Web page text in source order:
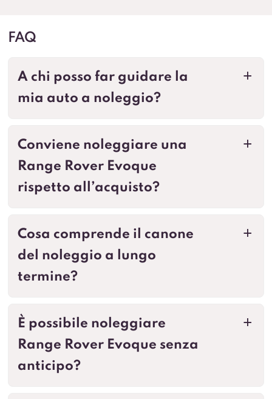
FAQ
a
A chi posso far guidare la
mia auto a noleggio?
a
Conviene noleggiare una
Range Rover Evoque
rispetto all’acquisto?
a
Cosa comprende il canone
del noleggio a lungo
termine?
a
È possibile noleggiare
Range Rover Evoque senza
anticipo?